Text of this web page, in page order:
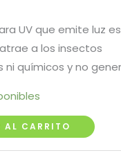
UV que emite luz
a los insectos
ni químicos y no
AL CARRITO